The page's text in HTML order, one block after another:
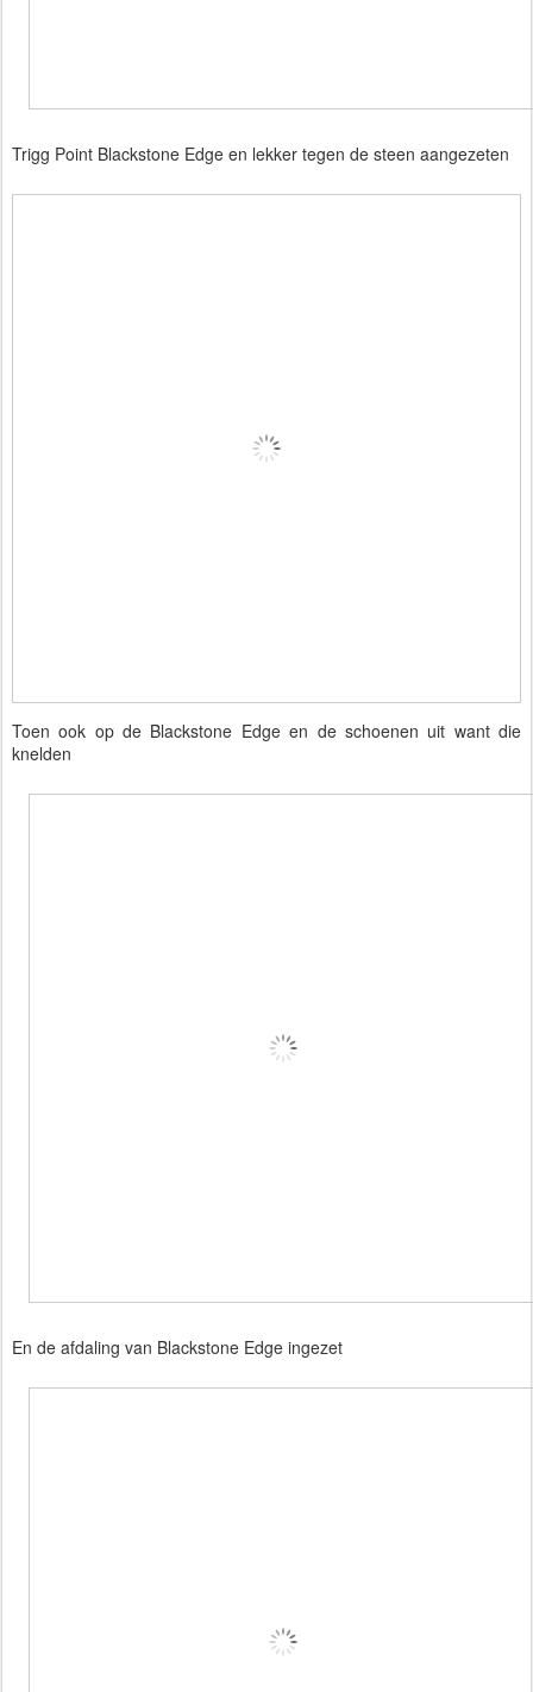
Trigg Point Blackstone Edge en lekker tegen de steen aangezeten
Toen ook op de Blackstone Edge en de schoenen uit want die
knelden
En de afdaling van Blackstone Edge ingezet